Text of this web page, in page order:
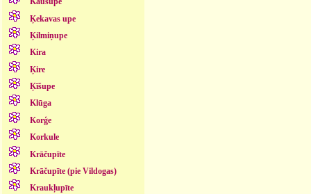
Ķekavas upe
Ķilmiņupe
Kira
Ķire
Ķīšupe
Klūga
Korģe
Korkule
Krāčupīte
Krāčupīte (pie Vildogas)
Kraukļupīte